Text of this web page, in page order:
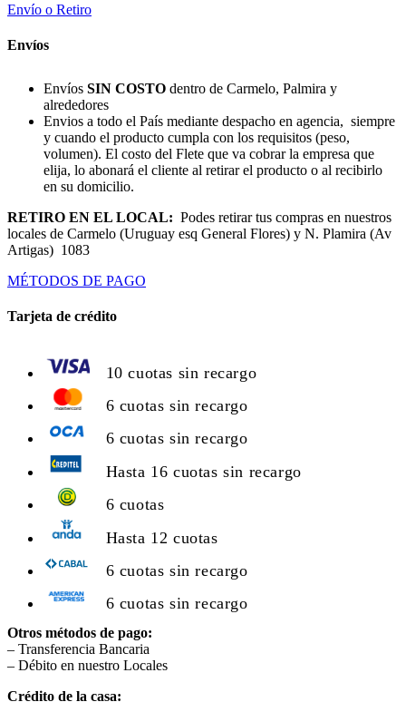
Envío o Retiro
Envíos
Envíos SIN COSTO dentro de Carmelo, Palmira y
alrededores
Envios a todo el País mediante despacho en agencia, siempre
y cuando el producto cumpla con los requisitos (peso,
volumen). El costo del Flete que va cobrar la empresa que
elija, lo abonará el cliente al retirar el producto o al recibirlo
en su domicilio.
RETIRO EN EL LOCAL: Podes retirar tus compras en nuestros
locales de Carmelo (Uruguay esq General Flores) y N. Plamira (Av
Artigas) 1083
MÉTODOS DE PAGO
Tarjeta de crédito
10 cuotas sin recargo
6 cuotas sin recargo
6 cuotas sin recargo
Hasta 16 cuotas sin recargo
6 cuotas
Hasta 12 cuotas
6 cuotas sin recargo
6 cuotas sin recargo
Otros métodos de pago:
– Transferencia Bancaria
– Débito en nuestro Locales
Crédito de la casa: